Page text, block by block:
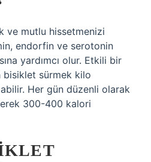
ve mutlu hissetmenizi
endorfin ve serotonin
yardımcı olur. Etkili bir
sürmek kilo
Her gün düzenli olarak
300-400 kalori